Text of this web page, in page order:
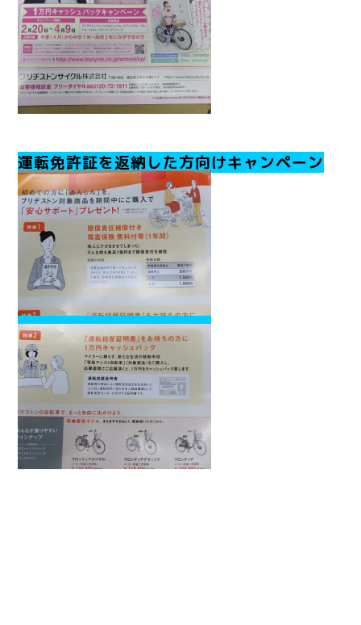
運転免許証を返納した方向けキャンペーン